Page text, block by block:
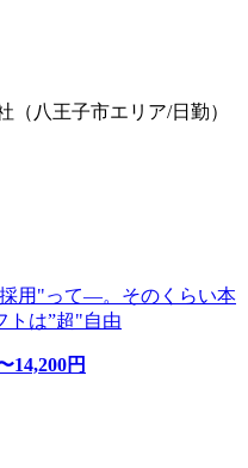
（八王子市エリア/日勤）
用"って―。そのくらい本
は”超"自由
14,200円